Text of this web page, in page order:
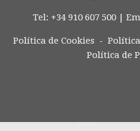
Tel: +34 910 607 500 |
Política de Cookies -
Política de